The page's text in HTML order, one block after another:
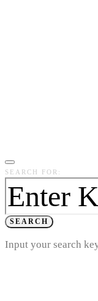
SEARCH FOR:
SEARCH
Input your search